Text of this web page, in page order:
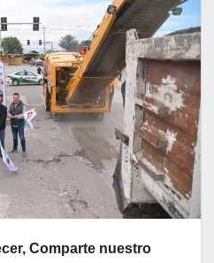
Comparte nuestro